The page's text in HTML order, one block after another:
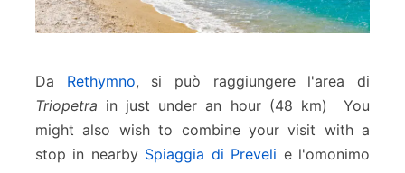
Da Rethymno, si può raggiungere l'area di
Triopetra in just under an hour (48 km) You
might also wish to combine your visit with a
stop in nearby Spiaggia di Preveli e l'omonimo